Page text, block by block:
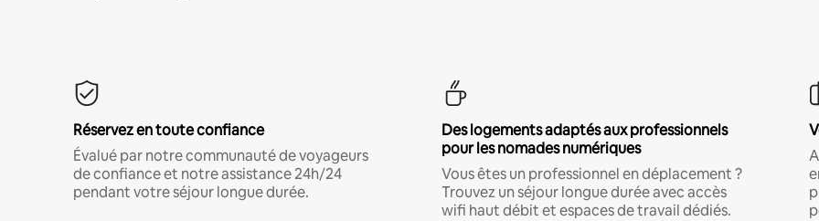
Réservez en toute confiance
Évalué par notre communauté de voyageurs
de confiance et notre assistance 24h/24
pendant votre séjour longue durée.
Des logements adaptés aux professionnels
pour les nomades numériques
Vous êtes un professionnel en déplacement ?
Trouvez un séjour longue durée avec accès
wifi haut débit et espaces de travail dédiés.